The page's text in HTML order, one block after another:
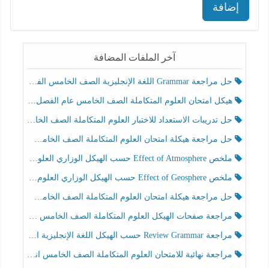
إضافة
آخر الملفات المضافة
حل مراجعة Grammar اللغة الإنجليزية الصف الخامس الفصل الثالث
هيكل امتحان العلوم المتكاملة الصف الخامس عام الفصل الدراسي الثالث 2025-2026
حل تدريبات الاستعداد للاختبار العلوم المتكاملة الصف الخامس عام الفصل الثالث
حل مراجعة هيكلة امتحان العلوم المتكاملة الصف الخامس انسبير الفصل الثالث
ملخص Effect of Atmosphere حسب الهيكل الوزاري العلوم المتكاملة الصف الخامس انسبير الفصل الثالث
ملخص Effect of Geosphere حسب الهيكل الوزاري العلوم المتكاملة الصف الخامس انسبير الفصل الثالث
حل مراجعة هيكلة امتحان العلوم المتكاملة الصف الخامس عام الفصل الثالث
مراجعة صفحات الهيكل العلوم المتكاملة الصف الخامس انسبير الفصل الثالث
مراجعة Review Grammar حسب الهيكل اللغة الإنجليزية الصف الخامس الفصل الثالث
مراجعة نهائية للامتحان العلوم المتكاملة الصف الخامس انسبير الفصل الثالث